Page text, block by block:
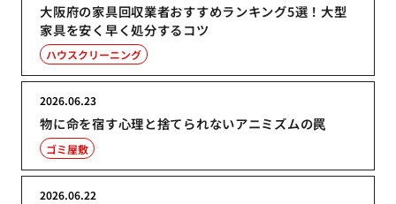
大阪府の家具回収業者おすすめランキング5選！大型
家具を安く早く処分するコツ
ハウスクリーニング
物に命を宿す心理と捨てられないアニミズムの罠
2026.06.23
ゴミ屋敷
2026.06.22